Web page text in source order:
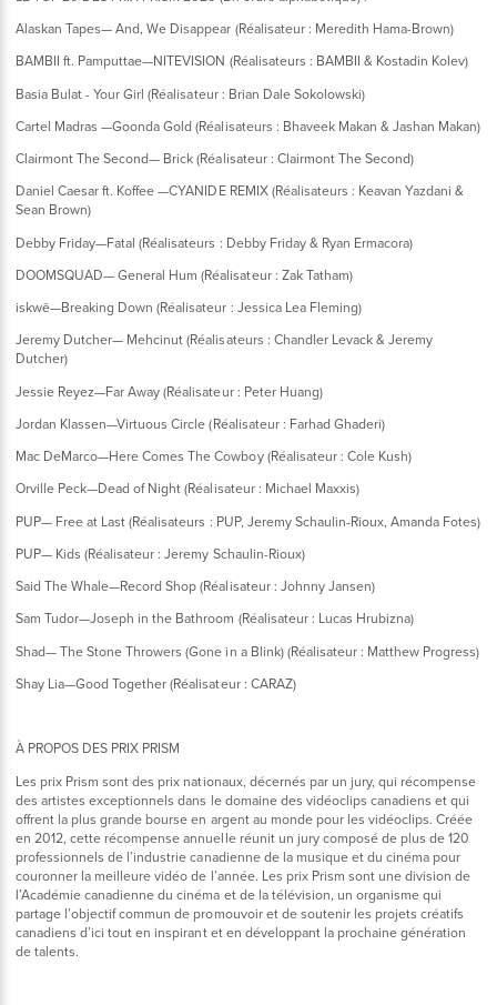
Alaskan Tapes— And, We Disappear (Réalisateur : Meredith Hama-Brown)
BAMBII ft. Pamputtae—NITEVISION (Réalisateurs : BAMBII & Kostadin Kolev)
Basia Bulat - Your Girl (Réalisateur : Brian Dale Sokolowski)
Cartel Madras —Goonda Gold (Réalisateurs : Bhaveek Makan & Jashan Makan)
Clairmont The Second— Brick (Réalisateur : Clairmont The Second)
Daniel Caesar ft. Koffee —CYANIDE REMIX (Réalisateurs : Keavan Yazdani &
Sean Brown)
Debby Friday—Fatal (Réalisateurs : Debby Friday & Ryan Ermacora)
DOOMSQUAD— General Hum (Réalisateur : Zak Tatham)
iskwē—Breaking Down (Réalisateur : Jessica Lea Fleming)
Jeremy Dutcher— Mehcinut (Réalisateurs : Chandler Levack & Jeremy
Dutcher)
Jessie Reyez—Far Away (Réalisateur : Peter Huang)
Jordan Klassen—Virtuous Circle (Réalisateur : Farhad Ghaderi)
Mac DeMarco—Here Comes The Cowboy (Réalisateur : Cole Kush)
Orville Peck—Dead of Night (Réalisateur : Michael Maxxis)
PUP— Free at Last (Réalisateurs : PUP, Jeremy Schaulin-Rioux, Amanda Fotes)
PUP— Kids (Réalisateur : Jeremy Schaulin-Rioux)
Said The Whale—Record Shop (Réalisateur : Johnny Jansen)
Sam Tudor—Joseph in the Bathroom (Réalisateur : Lucas Hrubizna)
Shad— The Stone Throwers (Gone in a Blink) (Réalisateur : Matthew Progress)
Shay Lia—Good Together (Réalisateur : CARAZ)
À PROPOS DES PRIX PRISM
Les prix Prism sont des prix nationaux, décernés par un jury, qui récompense
des artistes exceptionnels dans le domaine des vidéoclips canadiens et qui
offrent la plus grande bourse en argent au monde pour les vidéoclips. Créée
en 2012, cette récompense annuelle réunit un jury composé de plus de 120
professionnels de l’industrie canadienne de la musique et du cinéma pour
couronner la meilleure vidéo de l’année. Les prix Prism sont une division de
l’Académie canadienne du cinéma et de la télévision, un organisme qui
partage l’objectif commun de promouvoir et de soutenir les projets créatifs
canadiens d’ici tout en inspirant et en développant la prochaine génération
de talents.